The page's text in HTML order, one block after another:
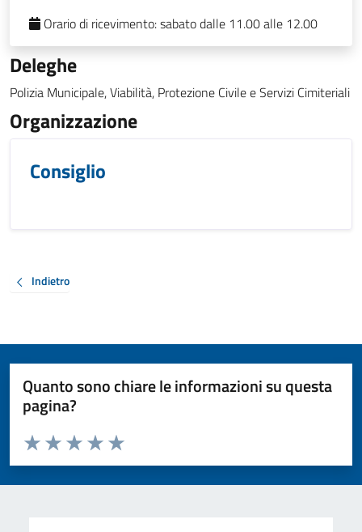
Orario di ricevimento:sabato dalle 11.00 alle 12.00
Deleghe
Polizia Municipale, Viabilità, Protezione Civile e Servizi Cimiteriali
Organizzazione
Consiglio
Indietro
Quanto sono chiare le informazioni su questa
pagina?
Valuta da 1 a 5 stelle la pagina
Valuta 5 stelle su 5
Valuta 4 stelle su 5
Valuta 3 stelle su 5
Valuta 2 stelle su 5
Valuta 1 stelle su 5